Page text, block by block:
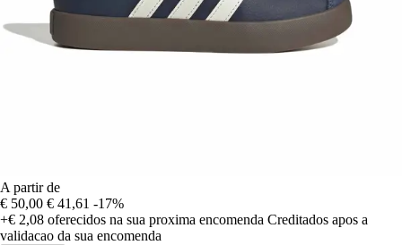
A partir de
€ 50,00 € 41,61 -17%
+€ 2,08 oferecidos na sua proxima encomenda Creditados apos a
validacao da sua encomenda